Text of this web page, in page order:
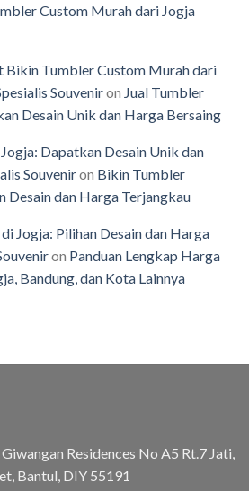
Custom Murah dari Jogja
Bikin Tumbler Custom Murah dari
Souveniron Jual Tumbler
Desain Unik dan Harga Bersaing
Dapatkan Desain Unik dan
Souveniron Bikin Tumbler
Desain dan Harga Terjangkau
Jogja: Pilihan Desain dan Harga
on Panduan Lengkap Harga
Bandung, dan Kota Lainnya
Residences No A5 Rt.7 Jati,
Bantul, DIY 55191